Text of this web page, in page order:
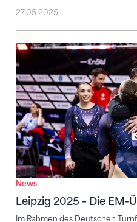
27.05.2025
News
Leipzig 2025 – Die EM-
Im Rahmen des Deutschen
Leipzig 2025 – Die EM-